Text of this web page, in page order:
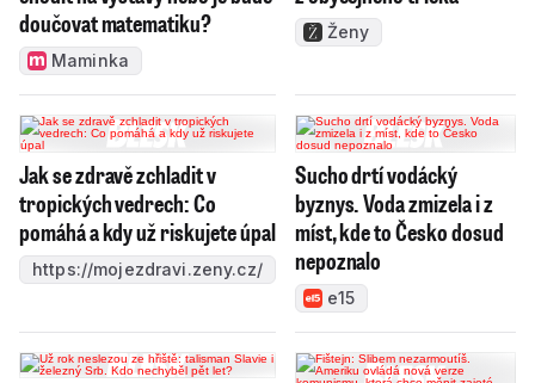
doučovat matematiku?
Maminka
Ženy
Jak se zdravě zchladit v
tropických vedrech: Co
pomáhá a kdy už riskujete úpal
https://mojezdravi.zeny.cz/
Sucho drtí vodácký
byznys. Voda zmizela i z
míst, kde to Česko dosud
nepoznalo
e15